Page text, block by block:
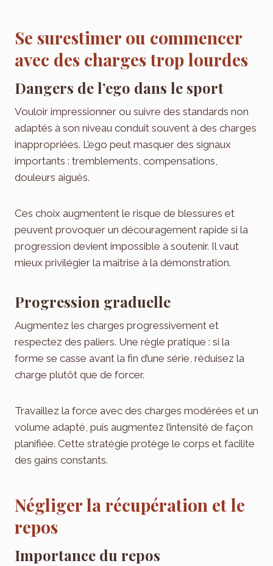
Se surestimer ou commencer
avec des charges trop lourdes
Dangers de l’ego dans le sport
Vouloir impressionner ou suivre des standards non
adaptés à son niveau conduit souvent à des charges
inappropriées. L’ego peut masquer des signaux
importants : tremblements, compensations,
douleurs aiguës.
Ces choix augmentent le risque de blessures et
peuvent provoquer un découragement rapide si la
progression devient impossible à soutenir. Il vaut
mieux privilégier la maîtrise à la démonstration.
Progression graduelle
Augmentez les charges progressivement et
respectez des paliers. Une règle pratique : si la
forme se casse avant la fin d’une série, réduisez la
charge plutôt que de forcer.
Travaillez la force avec des charges modérées et un
volume adapté, puis augmentez l’intensité de façon
planifiée. Cette stratégie protège le corps et facilite
des gains constants.
Négliger la récupération et le
repos
Importance du repos